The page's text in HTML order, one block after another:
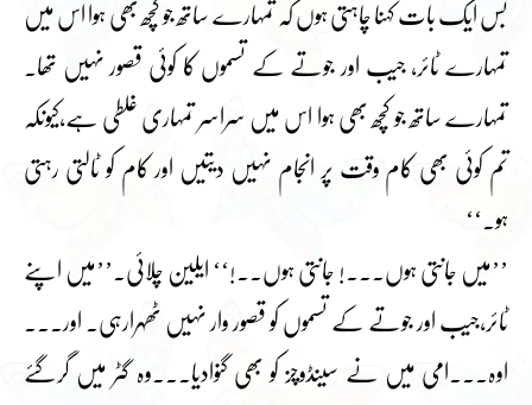
بس ایک بات کہنا چاہتی ہوں کہ تمہارے ساتھ جو کچھ بھی ہوا اس میں
تمہارے ٹائر، جیب اور جوتے کے تسموں کا کوئی قصور نہیں تھا۔
تمہارے ساتھ جو کچھ بھی ہوا اس میں سراسر تمہاری غلطی ہے،کیونکہ
تم کوئی بھی کام وقت پر انجام نہیں دیتیں اور کام کو ٹالتی رہتی
ہو۔‘‘
’’میں جانتی ہوں۔۔۔! جانتی ہوں۔۔!‘‘ ایلین چلائی۔’’میں اپنے
ٹائر،جیب اور جوتے کے تسموں کو قصور وار نہیں ٹھہرارہی۔ اور۔۔۔
اوہ۔۔۔امی میں نے سینڈوچز کو بھی گنوادیا۔۔۔وہ گٹر میں گرگئے